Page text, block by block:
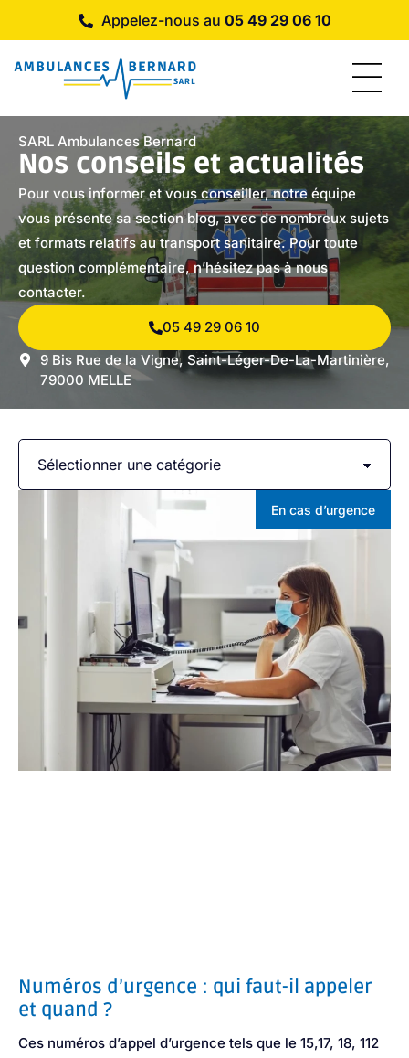
Appelez-nous au 05 49 29 06 10
SARL Ambulances Bernard
Nos conseils et actualités
Pour vous informer et vous conseiller, notre équipe
vous présente sa section blog, avec de nombreux sujets
et formats relatifs au transport sanitaire. Pour toute
question complémentaire, n’hésitez pas à nous
contacter.
05 49 29 06 10
9 Bis Rue de la Vigne, Saint-Léger-De-La-Martinière,
79000 MELLE
En cas d’urgence
Numéros d’urgence : qui faut-il appeler
et quand ?
Ces numéros d’appel d’urgence tels que le 15,17, 18, 112
Panneau de gestion des cookies